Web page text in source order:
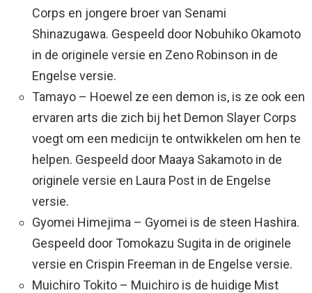
Corps en jongere broer van Senami
Shinazugawa. Gespeeld door Nobuhiko Okamoto
in de originele versie en Zeno Robinson in de
Engelse versie.
Tamayo – Hoewel ze een demon is, is ze ook een
ervaren arts die zich bij het Demon Slayer Corps
voegt om een ​​medicijn te ontwikkelen om hen te
helpen. Gespeeld door Maaya Sakamoto in de
originele versie en Laura Post in de Engelse
versie.
Gyomei Himejima – Gyomei is de steen Hashira.
Gespeeld door Tomokazu Sugita in de originele
versie en Crispin Freeman in de Engelse versie.
Muichiro Tokito – Muichiro is de huidige Mist